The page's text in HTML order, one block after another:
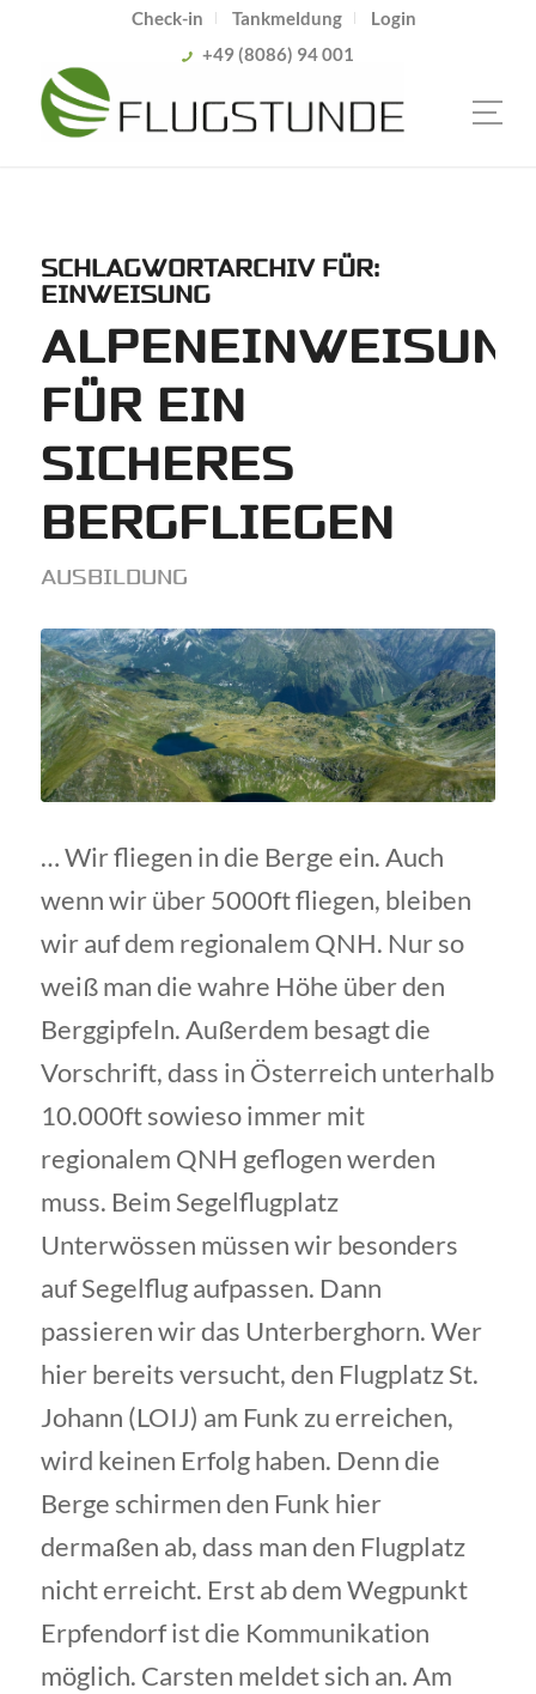
Check-in Tankmeldung
Login
+49 (8086) 94 001
SCHLAGWORTARCHIV FÜR:
EINWEISUNG
FÜR EIN
SICHERES
BERGFLIEGEN
AUSBILDUNG
… Wir fliegen in die Berge ein. Auch
wenn wir über 5000ft fliegen, bleiben
wir auf dem regionalem QNH. Nur so
weiß man die wahre Höhe über den
Berggipfeln. Außerdem besagt die
Vorschrift, dass in Österreich unterhalb
10.000ft sowieso immer mit
regionalem QNH geflogen werden
muss. Beim Segelflugplatz
Unterwössen müssen wir besonders
auf Segelflug aufpassen. Dann
passieren wir das Unterberghorn. Wer
hier bereits versucht, den Flugplatz St.
Johann (LOIJ) am Funk zu erreichen,
wird keinen Erfolg haben. Denn die
Berge schirmen den Funk hier
dermaßen ab, dass man den Flugplatz
nicht erreicht. Erst ab dem Wegpunkt
Erpfendorf ist die Kommunikation
möglich. Carsten meldet sich an. Am